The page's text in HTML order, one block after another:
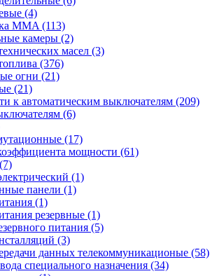
(4)
MMA (113)
камеры (2)
масел (3)
(376)
огни (21)
(21)
к автоматическим выключателям (209)
(6)
(17)
мощности (61)
(1)
панели (1)
(1)
резервные (1)
питания (5)
(3)
данных телекоммуникационые (58)
специального назначения (34)